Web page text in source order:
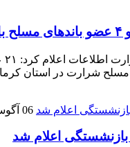
شرارت در استان
06 آگوست 2026
اعلام شد